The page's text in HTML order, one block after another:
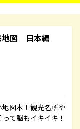
図 日本編
図本！観光名所や
て脳もイキイキ！